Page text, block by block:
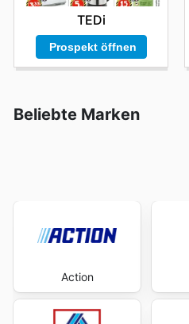
TEDi
Prospekt öffnen
Beliebte Marken
Action